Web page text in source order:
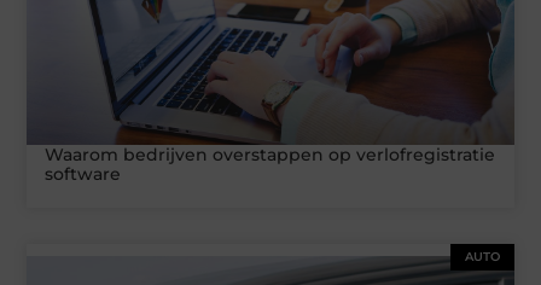
Waarom bedrijven overstappen op verlofregistratie
software
AUTO